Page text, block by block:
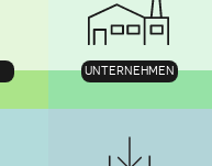
UNTERNEHMEN